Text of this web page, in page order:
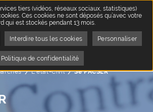
L'état-Civil Page active :
Se PACSER
tiers (vidéos, réseaux sociaux, statistiques)
Ces cookies ne sont déposés qu’avec votre
qui est stockés pendant 13 mois.
Interdire tous les cookies Personnaliser
Politique de confidentialité